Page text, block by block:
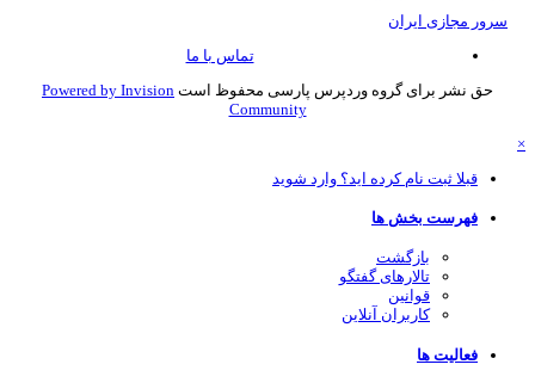
سرور مجازی ایران
تماس با ما
حق نشر برای گروه وردپرس پارسی محفوظ است Powered by Invision
Community
قبلا ثبت نام کرده اید؟ وارد شوید
فهرست بخش ها
بازگشت
تالارهای گفتگو
قوانین
کاربران آنلاین
فعالیت ها